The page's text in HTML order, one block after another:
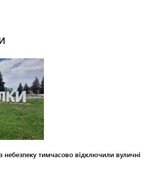
небезпеку тимчасово відключили вуличні